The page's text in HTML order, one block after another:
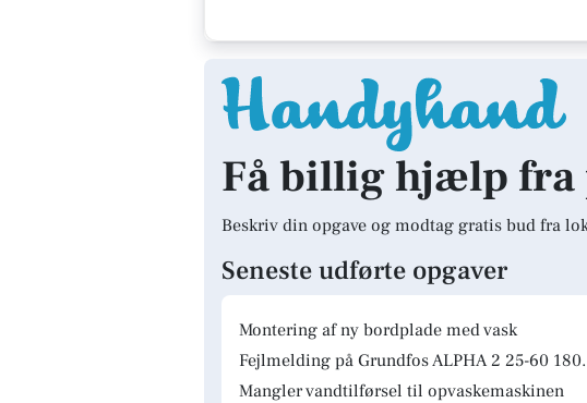
Få billig hjælp fra
Beskriv din opgave og modtag gratis bud fra
Seneste udførte opgaver
Montering af ny bordplade med vask
Fejlmelding på Grundfos ALPHA 2 25-60 180.
Mangler vandtilførsel til opvaskemaskinen